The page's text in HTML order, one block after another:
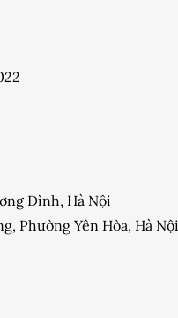
Đình, Hà Nội
Phường Yên Hòa, Hà Nội